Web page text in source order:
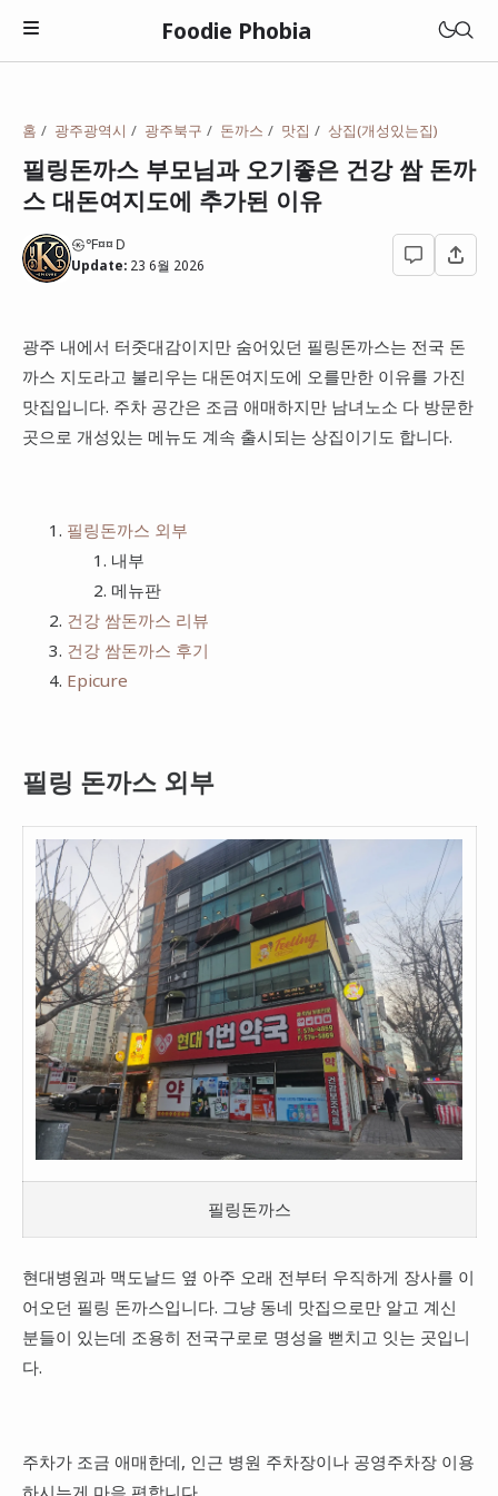
Foodie Phobia
성집(갓성비)
상집(특이함)
관악구
광진구
동대문구
성북구
종로구
광주광역시
대전광역시
돈까스
라면
이자카야
롯데리아
맘스터치
버거킹
프랭크버거
일본
홈 광주광역시 광주북구 돈까스 맛집 상집(개성있는집)
필링돈까스 부모님과 오기좋은 건강 쌈 돈까
스 대돈여지도에 추가된 이유
㉿℉¤¤Ｄ
Update: 23 6월 2026
광주 내에서 터줏대감이지만 숨어있던 필링돈까스는 전국 돈
까스 지도라고 불리우는 대돈여지도에 오를만한 이유를 가진
맛집입니다. 주차 공간은 조금 애매하지만 남녀노소 다 방문한
곳으로 개성있는 메뉴도 계속 출시되는 상집이기도 합니다.
필링돈까스 외부
내부
메뉴판
건강 쌈돈까스 리뷰
건강 쌈돈까스 후기
Epicure
필링 돈까스 외부
필링돈까스
현대병원과 맥도날드 옆 아주 오래 전부터 우직하게 장사를 이
어오던 필링 돈까스입니다. 그냥 동네 맛집으로만 알고 계신
분들이 있는데 조용히 전국구로로 명성을 뻗치고 잇는 곳입니
다.
주차가 조금 애매한데, 인근 병원 주차장이나 공영주차장 이용
하시는게 마음 편합니다.